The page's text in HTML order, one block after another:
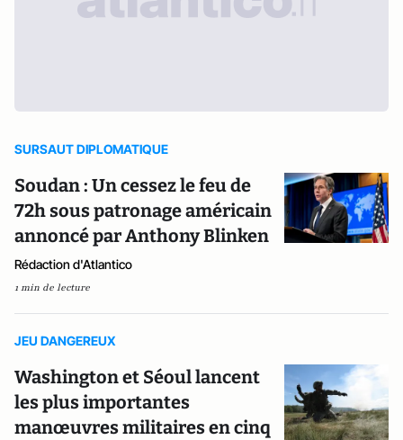
SURSAUT DIPLOMATIQUE
Soudan : Un cessez le feu de
72h sous patronage américain
annoncé par Anthony Blinken
Rédaction d'Atlantico
1 min de lecture
JEU DANGEREUX
Washington et Séoul lancent
les plus importantes
manœuvres militaires en cinq